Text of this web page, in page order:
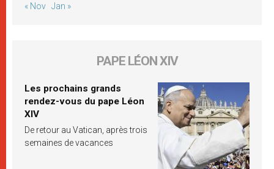
« Nov Jan »
PAPE LÉON XIV
Les prochains grands
rendez-vous du pape Léon
XIV
De retour au Vatican, après trois
semaines de vacances